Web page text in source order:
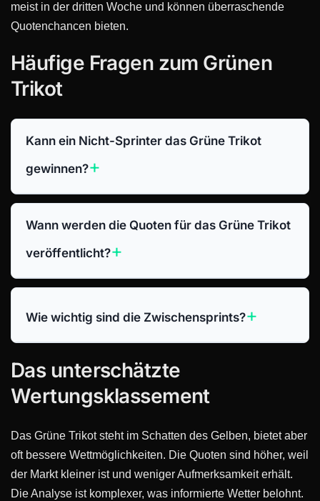
meist in der dritten Woche und können überraschende
Quotenchancen bieten.
Häufige Fragen zum Grünen
Trikot
Kann ein Nicht-Sprinter das Grüne Trikot
gewinnen?
Wann werden die Quoten für das Grüne Trikot
veröffentlicht?
Wie wichtig sind die Zwischensprints?
Das unterschätzte
Wertungsklassement
Das Grüne Trikot steht im Schatten des Gelben, bietet aber
oft bessere Wettmöglichkeiten. Die Quoten sind höher, weil
der Markt kleiner ist und weniger Aufmerksamkeit erhält.
Die Analyse ist komplexer, was informierte Wetter belohnt.